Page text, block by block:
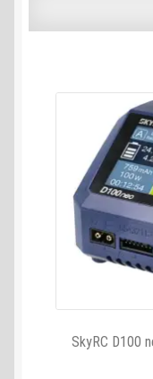
SkyRC D100